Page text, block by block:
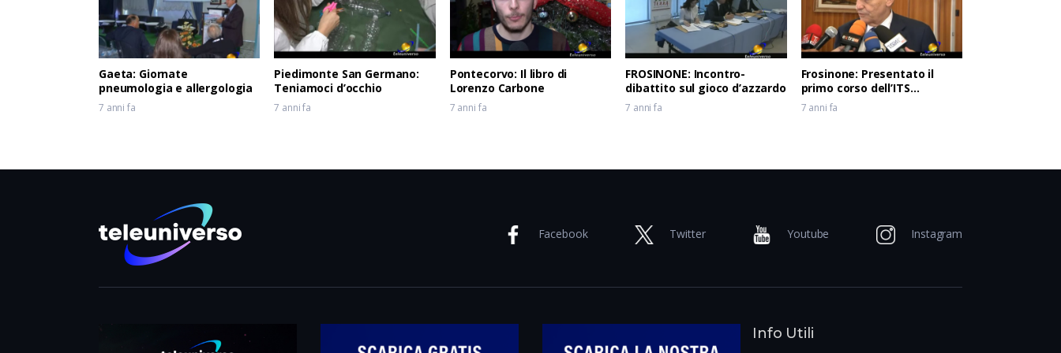
Gaeta: Giornate
pneumologia e allergologia
7 anni fa
Piedimonte San Germano:
Teniamoci d’occhio
7 anni fa
Pontecorvo: Il libro di
Lorenzo Carbone
7 anni fa
FROSINONE: Incontro-
dibattito sul gioco d’azzardo
7 anni fa
Frosinone: Presentato il
primo corso dell’ITS
Meccatronico del Lazio
7 anni fa
Facebook Twitter Youtube Instagram
Info Utili